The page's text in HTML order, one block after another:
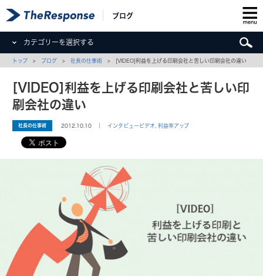
ブログ
カテゴリーを選択する
トップ > ブログ >社長の仕事術 > [VIDEO]利益を上げる印刷会社と苦しい印刷会社の違い
[VIDEO]利益を上げる印刷会社と苦しい印
刷会社の違い
社長の仕事術 2012.10.10 ｜ インタビュービデオ ,利益率アップ